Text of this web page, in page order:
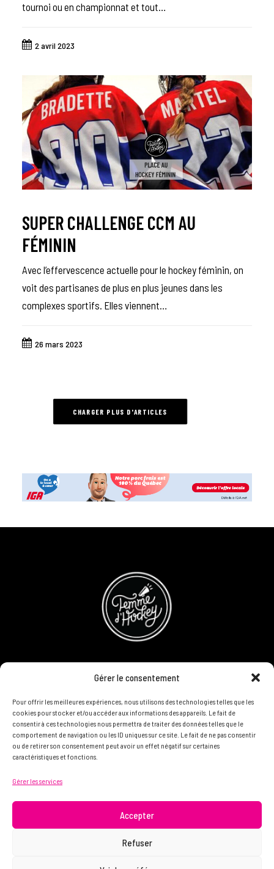
Gérer le consentement
Pour offrir les meilleures expériences, nous utilisons des technologies telles que les
cookies pour stocker et/ou accéder aux informations des appareils. Le fait de
consentir à ces technologies nous permettra de traiter des données telles que le
comportement de navigation ou les ID uniques sur ce site. Le fait de ne pas consentir
ou de retirer son consentement peut avoir un effet négatif sur certaines
caractéristiques et fonctions.
Gérer les services
Accepter
Refuser
tournoi ou en championnat et tout…
2 avril 2023
SUPER CHALLENGE CCM AU
FÉMININ
Avec l’effervescence actuelle pour le hockey féminin, on
voit des partisanes de plus en plus jeunes dans les
complexes sportifs. Elles viennent…
26 mars 2023
CHARGER PLUS D'ARTICLES
CONCOURS
DEVENIR PARTENAIRE
POLITIQUE DE CONFIDENTIALITÉ
info@femme.hockey
© 2021 FEMME D’HOCKEY | Tous droits réservés.